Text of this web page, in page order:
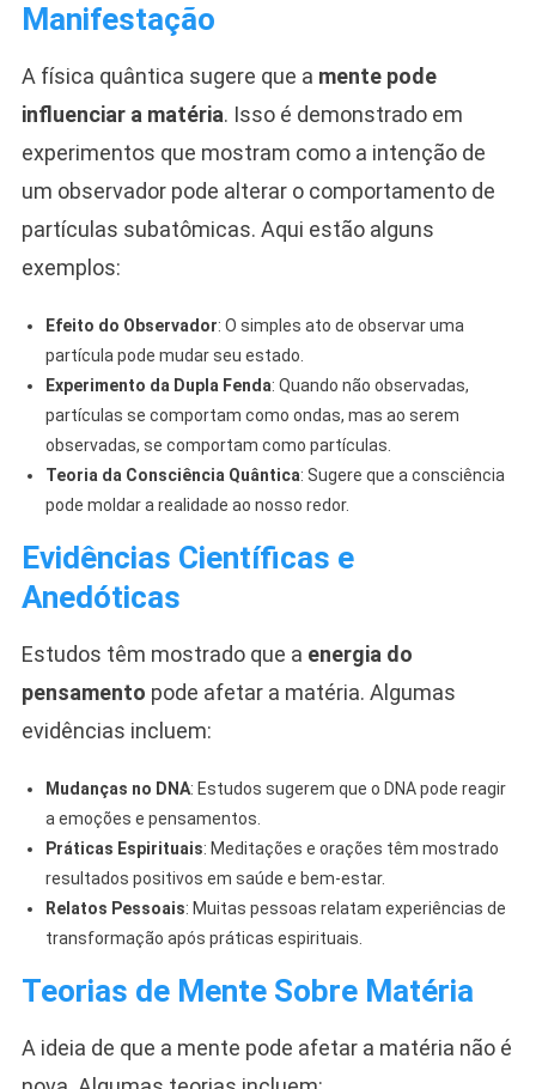
Manifestação
A física quântica sugere que a mente pode
influenciar a matéria. Isso é demonstrado em
experimentos que mostram como a intenção de
um observador pode alterar o comportamento de
partículas subatômicas. Aqui estão alguns
exemplos:
Efeito do Observador: O simples ato de observar uma
partícula pode mudar seu estado.
Experimento da Dupla Fenda: Quando não observadas,
partículas se comportam como ondas, mas ao serem
observadas, se comportam como partículas.
Teoria da Consciência Quântica: Sugere que a consciência
pode moldar a realidade ao nosso redor.
Evidências Científicas e
Anedóticas
Estudos têm mostrado que a energia do
pensamento pode afetar a matéria. Algumas
evidências incluem:
Mudanças no DNA: Estudos sugerem que o DNA pode reagir
a emoções e pensamentos.
Práticas Espirituais: Meditações e orações têm mostrado
resultados positivos em saúde e bem-estar.
Relatos Pessoais: Muitas pessoas relatam experiências de
transformação após práticas espirituais.
Teorias de Mente Sobre Matéria
A ideia de que a mente pode afetar a matéria não é